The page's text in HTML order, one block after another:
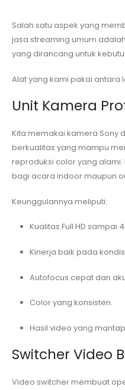
Salah satu aspek yang
jasa streaming umum
yang dirancang untuk
Alat yang kami pakai antara
Unit Kamera
Kita memakai kamera Sony
berkualitas yang mampu
reproduksi color yang
bagi acara indoor maupun
Keunggulannya meliputi:
Kualitas Full HD sampai
Kinerja baik pada
Autofocus cepat dan
Color yang konsisten.
Hasil video yang
Switcher Video
Video switcher membuat